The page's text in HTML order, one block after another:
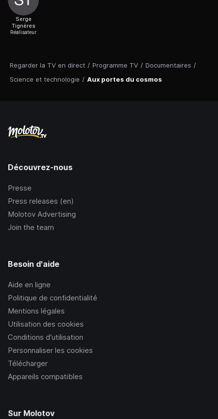
Regarder la TV en direct / Programme TV / Documentaires /
Science et technologie / Aux portes du cosmos
Serge
Tignères
Réalisateur
Découvrez-nous
Presse
Press releases (en)
Molotov Advertising
Join the team
Besoin d'aide
Aide en ligne
Politique de confidentialité
Mentions légales
Utilisation des cookies
Conditions d’utilisation
Personnaliser les cookies
Télécharger
Appareils compatibles
Sur Molotov